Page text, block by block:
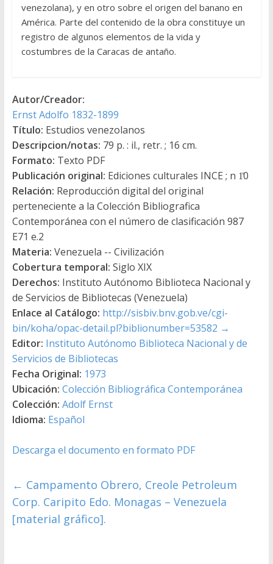
venezolana), y en otro sobre el origen del banano en
América. Parte del contenido de la obra constituye un
registro de algunos elementos de la vida y
costumbres de la Caracas de antaño.
Autor/Creador:
Ernst Adolfo 1832-1899
Título: Estudios venezolanos
Descripcion/notas: 79 p. : il., retr. ; 16 cm.
Formato: Texto PDF
Publicación original: Ediciones culturales INCE ; n 1̊0
Relación: Reproducción digital del original
perteneciente a la Colección Bibliografica
Contemporánea con el número de clasificación 987
E71 e.2
Materia: Venezuela -- Civilización
Cobertura temporal: Siglo XIX
Derechos: Instituto Autónomo Biblioteca Nacional y
de Servicios de Bibliotecas (Venezuela)
Enlace al Catálogo: http://sisbiv.bnv.gob.ve/cgi-
bin/koha/opac-detail.pl?biblionumber=53582 →
Editor: Instituto Autónomo Biblioteca Nacional y de
Servicios de Bibliotecas
Fecha Original: 1973
Ubicación: Colección Bibliográfica Contemporánea
Colección: Adolf Ernst
Idioma: Español
Descarga el documento en formato PDF
← Campamento Obrero, Creole Petroleum
Corp. Caripito Edo. Monagas – Venezuela
[material gráfico].